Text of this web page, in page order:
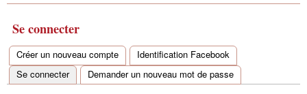
Se connecter
Onglets principaux
Créer un nouveau compte
Identification Facebook
Se connecter(onglet actif)
Demander un nouveau mot de passe